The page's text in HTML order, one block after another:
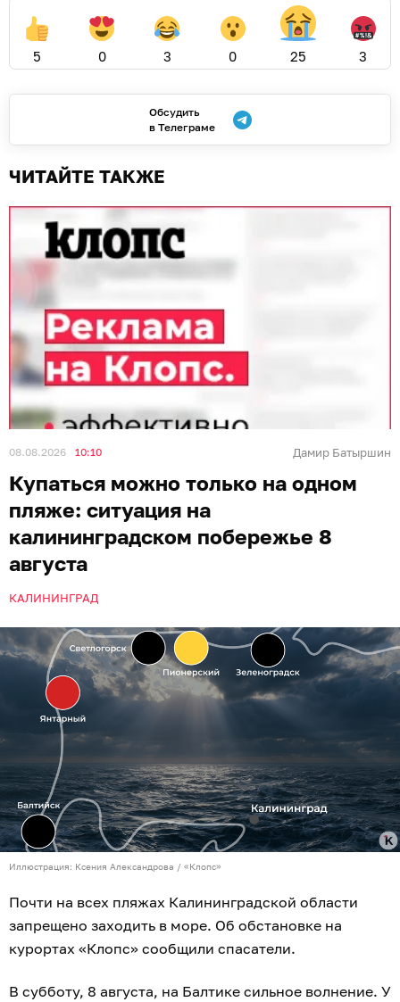
5 0 3 0 25 3
Обсудить
в Телеграме
ЧИТАЙТЕ ТАКЖЕ
08.08.2026 10:10 Дамир Батыршин
Купаться можно только на одном
пляже: ситуация на
калининградском побережье 8
августа
КАЛИНИНГРАД
Иллюстрация: Ксения Александрова / «Клопс»
Почти на всех пляжах Калининградской области
запрещено заходить в море. Об обстановке на
курортах «Клопс» сообщили спасатели.
В субботу, 8 августа, на Балтике сильное волнение. У